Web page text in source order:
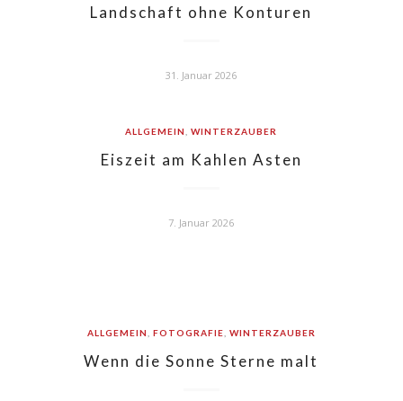
Landschaft ohne Konturen
31. Januar 2026
ALLGEMEIN ,WINTERZAUBER
Eiszeit am Kahlen Asten
7. Januar 2026
ALLGEMEIN FOTOGRAFIE WINTERZAUBER
Wenn die Sonne Sterne malt